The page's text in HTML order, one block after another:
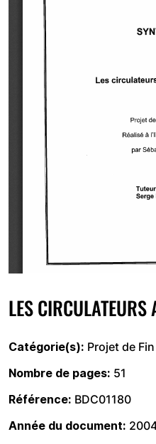
LES
Catégorie(s) Projet de
Nombre de pages 51
Référence BDC01180
Année du document